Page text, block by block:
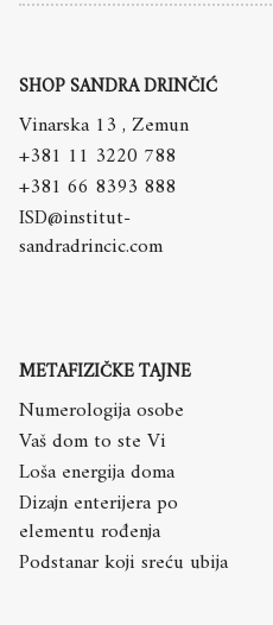
SHOP SANDRA DRINČIĆ
Vinarska 13 , Zemun
+381 11 3220 788
+381 66 8393 888
ISD@institut-
sandradrincic.com
METAFIZIČKE TAJNE
Numerologija osobe
Vaš dom to ste Vi
Loša energija doma
Dizajn enterijera po
elementu rođenja
Podstanar koji sreću ubija